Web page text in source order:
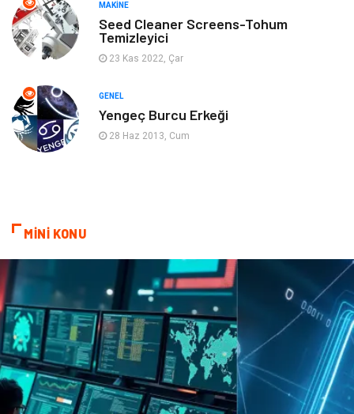
Gençlik & Eğlence
Mobilya
Evlilik Rehberi
Astroloji Keyfinizi Kaçırmayın
Sigorta Çadır
Yazı Tahtaları Pet Malzemeleri
MAKINE
Seed Cleaner Screens-Tohum
Temizleyici
23 Kas 2022, Çar
GENEL
Yengeç Burcu Erkeği
28 Haz 2013, Cum
MİNİ KONU